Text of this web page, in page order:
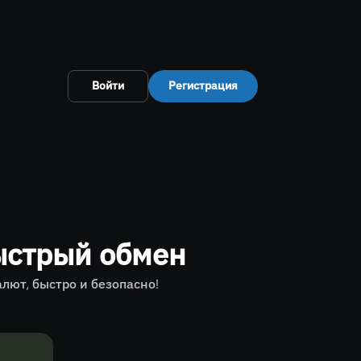
Войти Регистрация
обмен
быстро и безопасно!